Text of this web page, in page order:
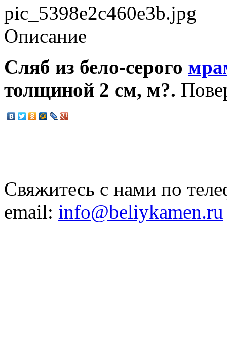
pic_5398e2c460e3b.jpg
Описание
Сляб из бело-серого
толщиной 2 см, м?.
Свяжитесь с нами по
email: info@beliykamen.ru